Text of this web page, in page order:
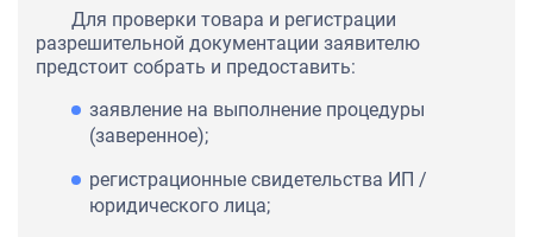
Для проверки товара и регистрации
разрешительной документации заявителю
предстоит собрать и предоставить:
заявление на выполнение процедуры
(заверенное);
регистрационные свидетельства ИП /
юридического лица;